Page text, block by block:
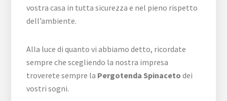
vostra casa in tutta sicurezza e nel pieno rispetto
dell’ambiente.
Alla luce di quanto vi abbiamo detto, ricordate
sempre che scegliendo la nostra impresa
troverete sempre la Pergotenda Spinaceto dei
vostri sogni.